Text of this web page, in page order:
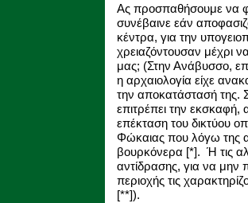
Ας προσπαθήσουμε να
συνέβαινε εάν
κέντρα, για την
χρειαζόντουσαν μέχρι
μας; (Στην Ανάβυσσο,
η αρχαιολογία είχε
την αποκατάστασή της.
επιτρέπει την
επέκταση του δικτύου
Φώκαιας που λόγω της
βουρκόνερα [*]. Ή τις
αντίδρασης, για να μην
περιοχής τις
[**]).